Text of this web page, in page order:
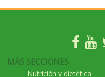
MÁS SECCIONES
Nutrición y dietética